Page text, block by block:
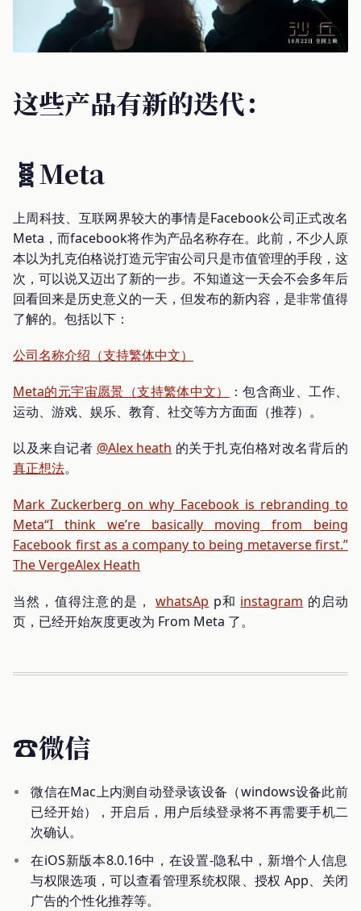
这些产品有新的迭代：
🧬Meta
上周科技、互联网界较大的事情是Facebook公司正式改名
Meta，而facebook将作为产品名称存在。此前，不少人原
本以为扎克伯格说打造元宇宙公司只是市值管理的手段，这
次，可以说又迈出了新的一步。不知道这一天会不会多年后
回看回来是历史意义的一天，但发布的新内容，是非常值得
了解的。包括以下：
公司名称介绍（支持繁体中文）
Meta的元宇宙愿景（支持繁体中文）
：包含商业、工作、
运动、游戏、娱乐、教育、社交等方方面面（推荐）。
以及来自记者 @Alex heath 的关于扎克伯格对改名背后的
真正想法。
Mark Zuckerberg on why Facebook is rebranding to
Meta“I think we’re basically moving from being
Facebook first as a company to being metaverse first.”
The VergeAlex Heath
当然，值得注意的是，whatsAp p和 instagram 的启动
页，已经开始灰度更改为 From Meta 了。
☎️微信
微信在Mac上内测自动登录该设备（windows设备此前
已经开始），开启后，用户后续登录将不再需要手机二
次确认。
在iOS新版本8.0.16中，在设置-隐私中，新增个人信息
与权限选项，可以查看管理系统权限、授权 App、关闭
广告的个性化推荐等。